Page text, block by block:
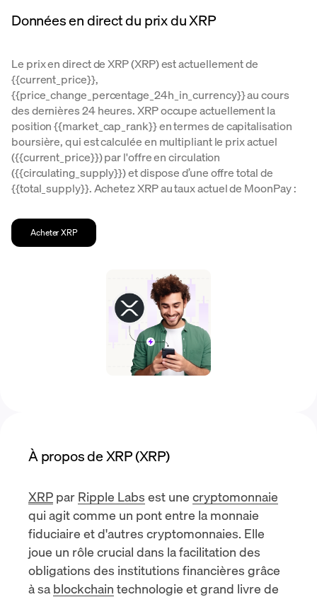
Données en direct du prix du XRP
Le prix en direct de XRP (XRP) est actuellement de
{{current_price}},
{{price_change_percentage_24h_in_currency}} au cours
des dernières 24 heures. XRP occupe actuellement la
position {{market_cap_rank}} en termes de capitalisation
boursière, qui est calculée en multipliant le prix actuel
({{current_price}}) par l'offre en circulation
({{circulating_supply}}) et dispose d’une offre total de
{{total_supply}}. Achetez XRP au taux actuel de MoonPay :
Acheter XRP
À propos de XRP (XRP)
XRP par Ripple Labs est une cryptomonnaie
qui agit comme un pont entre la monnaie
fiduciaire et d'autres cryptomonnaies. Elle
joue un rôle crucial dans la facilitation des
obligations des institutions financières grâce
à sa blockchain technologie et grand livre de